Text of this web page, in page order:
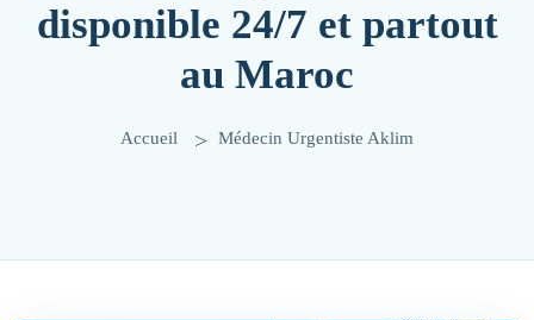
disponible 24/7 et partout
au Maroc
Accueil Médecin Urgentiste Aklim